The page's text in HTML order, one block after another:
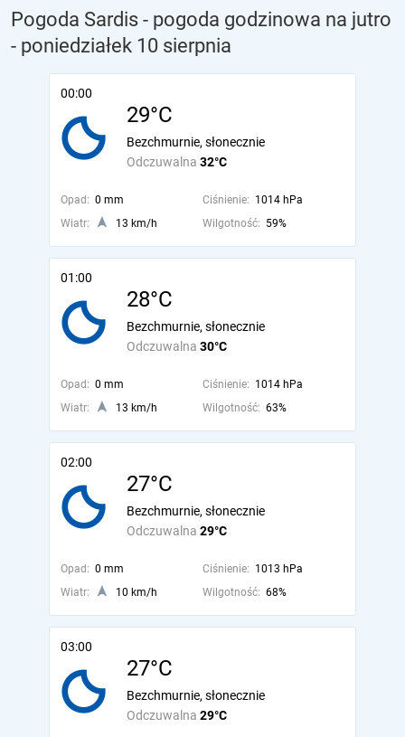
Pogoda Sardis - pogoda godzinowa na jutro
- poniedziałek 10 sierpnia
00:00
29°C
Odczuwalna 32°C
Bezchmurnie, słonecznie
Opad: 0 mm Ciśnienie: 1014 hPa
Wiatr:
13 km/h Wilgotność: 59%
01:00
28°C
Odczuwalna 30°C
Bezchmurnie, słonecznie
Opad: 0 mm Ciśnienie: 1014 hPa
Wiatr:
13 km/h Wilgotność: 63%
02:00
27°C
Odczuwalna 29°C
Bezchmurnie, słonecznie
Opad: 0 mm Ciśnienie: 1013 hPa
Wiatr:
10 km/h Wilgotność: 68%
03:00
27°C
Odczuwalna 29°C
Bezchmurnie, słonecznie